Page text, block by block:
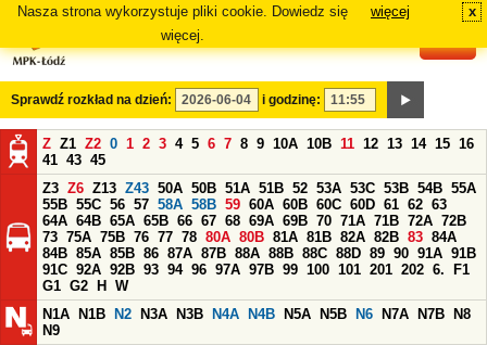
Nasza strona wykorzystuje pliki cookie. Dowiedz się
więcej.
więcej x
Sprawdź rozkład na dzień: i godzinę:
Z Z1 Z2 0 1 2 3 4 5 6 7 8 9 10A 10B 11 12 13 14 15 16
41 43 45
Z3 Z6 Z13 Z43 50A 50B 51A 51B 52 53A 53C 53B 54B 55A
55B 55C 56 57 58A 58B 59 60A 60B 60C 60D 61 62 63
64A 64B 65A 65B 66 67 68 69A 69B 70 71A 71B 72A 72B
73 75A 75B 76 77 78 80A 80B 81A 81B 82A 82B 83 84A
84B 85A 85B 86 87A 87B 88A 88B 88C 88D 89 90 91A 91B
91C 92A 92B 93 94 96 97A 97B 99 100 101 201 202 6.
F1
G1 G2 H
W
N1A
N1B N2 N3A N3B N4A N4B N5A N5B N6 N7A N7B
N8
N9